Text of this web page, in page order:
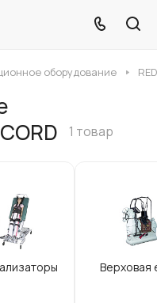
оборудование
1 товар
Верховая